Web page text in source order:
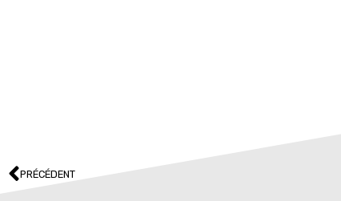
PRÉCÉDENT